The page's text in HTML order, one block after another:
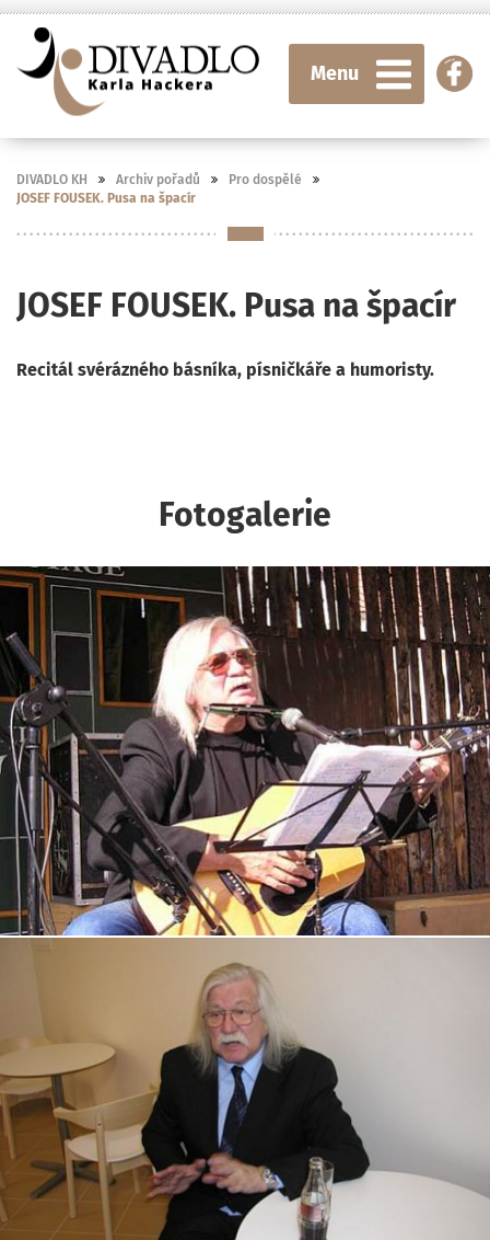
Menu
DIVADLO KH Archiv pořadů
Pro dospělé
JOSEF FOUSEK. Pusa na špacír
JOSEF FOUSEK. Pusa na špacír
Recitál svérázného básníka, písničkáře a humoristy.
Fotogalerie